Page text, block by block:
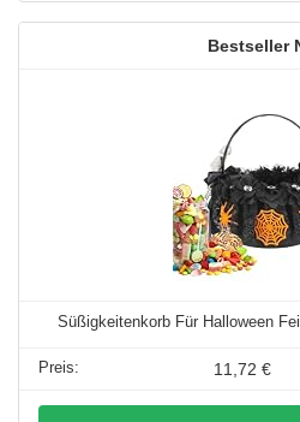
Süßigkeitenkorb Für Halloween
11,72 €